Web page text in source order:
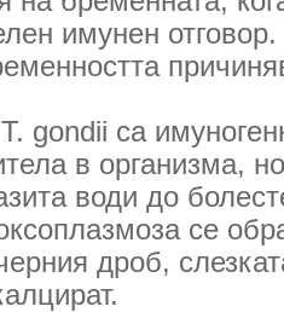
имунен
gondii са
в организма,
води до
се
дроб,